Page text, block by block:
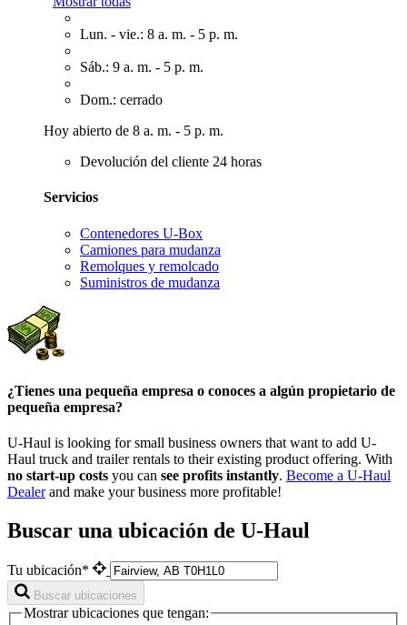
Lun. - vie.: 8 a. m. - 5 p. m.
Sáb.: 9 a. m. - 5 p. m.
Dom.: cerrado
Hoy abierto de 8 a. m. - 5 p. m.
Devolución del cliente 24 horas
Servicios
Contenedores U-Box
Camiones para mudanza
Remolques y remolcado
Suministros de mudanza
¿Tienes una pequeña empresa o conoces a algún propietario de
pequeña empresa?
U-Haul is looking for small business owners that want to add U-
Haul truck and trailer rentals to their existing product offering. With
no start-up costs you can see profits instantly. Become a U-Haul
Dealerand make your business more profitable!
Buscar una ubicación de U-Haul
Tu ubicación*
Buscar ubicaciones
Mostrar ubicaciones que tengan: